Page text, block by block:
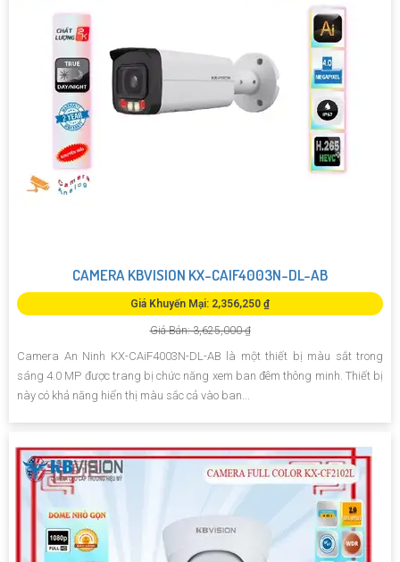
CAMERA KBVISION KX-CAIF4003N-DL-AB
Giá Khuyến Mại: 2,356,250 ₫
Giá Bán: 3,625,000 ₫
Camera An Ninh KX-CAiF4003N-DL-AB là một thiết bị màu sắt trong
sáng 4.0 MP được trang bị chức năng xem ban đêm thông minh. Thiết bị
này có khả năng hiển thị màu sắc cả vào ban...